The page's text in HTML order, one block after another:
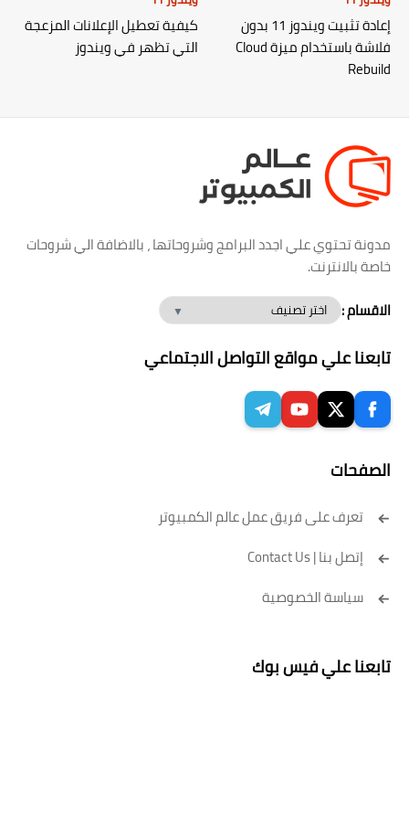
إعادة تثبيت ويندوز 11 بدون
فلاشة باستخدام ميزة Cloud
Rebuild
كيفية تعطيل الإعلانات المزعجة
التي تظهر في ويندوز
مدونة تحتوي علي اجدد البرامج وشروحاتها ، بالاضافة الي شروحات
خاصة بالانترنت.
الاقسام :
تابعنا علي مواقع التواصل الاجتماعي
الصفحات
تعرف على فريق عمل عالم الكمبيوتر
إتصل بنا | Contact Us
سياسة الخصوصية
تابعنا علي فيس بوك